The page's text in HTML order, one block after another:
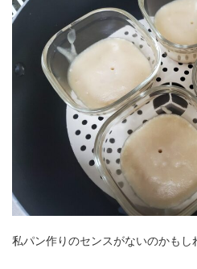
私パン作りのセンスがないのかも